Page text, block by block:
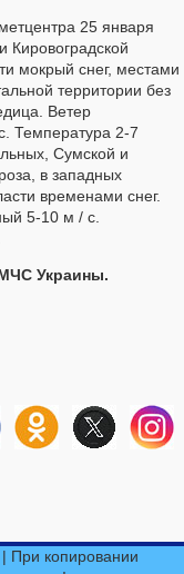
25 января
Кировоградской
мокрый снег, местами
территории без
Ветер
Температура 2-7
Сумской и
в западных
временами снег.
5-10 м / с.
Украины.
При копировании